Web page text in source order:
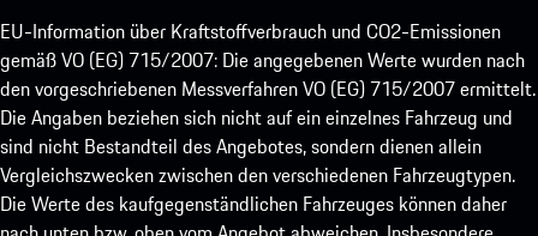
EU-Information über Kraftstoffverbrauch und CO2-Emissionen
gemäß VO (EG) 715/2007: Die angegebenen Werte wurden nach
den vorgeschriebenen Messverfahren VO (EG) 715/2007 ermittelt.
Die Angaben beziehen sich nicht auf ein einzelnes Fahrzeug und
sind nicht Bestandteil des Angebotes, sondern dienen allein
Vergleichszwecken zwischen den verschiedenen Fahrzeugtypen.
Die Werte des kaufgegenständlichen Fahrzeuges können daher